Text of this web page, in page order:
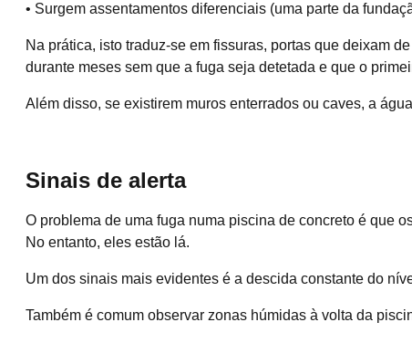
• Surgem assentamentos diferenciais (uma parte da
Na prática, isto traduz-se em fissuras, portas que deixam
durante meses sem que a fuga seja detetada e que o
Além disso, se existirem muros enterrados ou caves, a
Sinais de alerta
O problema de uma fuga numa piscina de concreto é que
No entanto, eles estão lá.
Um dos sinais mais evidentes é a descida constante do
Também é comum observar zonas húmidas à volta da